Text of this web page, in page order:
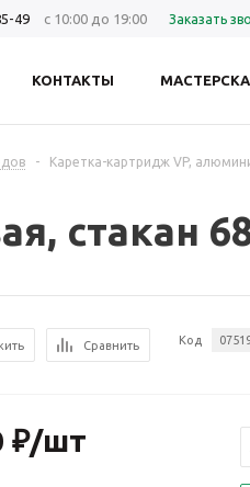
49 с 10:00 до 19:00 Заказать
КОНТАКТЫ
-
Каретка-картридж VP,
стакан
Сравнить Код
₽/шт